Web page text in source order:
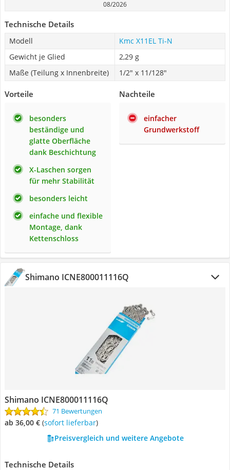
08/2026
Technische Details
Modell
Kmc X11EL Ti-N
Gewicht je Glied
2,29 g
Maße (Teilung x Innenbreite)
1/2" x 11/128"
Vorteile
besonders
beständige und
glatte Oberfläche
dank Beschichtung
X-Laschen sorgen
für mehr Stabilität
besonders leicht
einfache und flexible
Montage, dank
Kettenschloss
Nachteile
einfacher
Grundwerkstoff
Shimano ‎ICNE800011116Q
Shimano ‎ICNE800011116Q
71 Bewertungen
ab 36,00 € ( Sofort lieferbar)
Preisvergleich und weitere Angebote
Technische Details